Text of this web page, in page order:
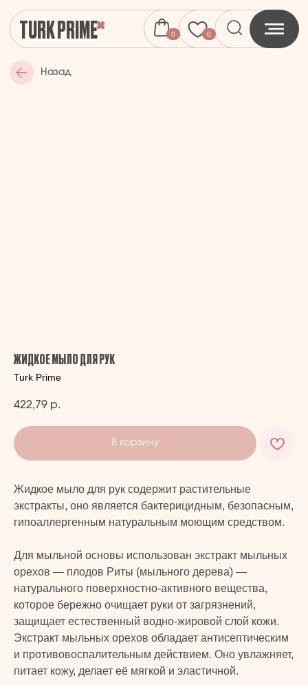
TURK PRIME
ЖИДКОЕ МЫЛО ДЛЯ РУК
Turk Prime
422,79 р.
В корзину
Жидкое мыло для рук содержит растительные
экстракты, оно является бактерицидным, безопасным,
гипоаллергенным натуральным моющим средством.
Для мыльной основы использован экстракт мыльных
орехов — плодов Риты (мыльного дерева) —
натурального поверхностно-активного вещества,
которое бережно очищает руки от загрязнений,
защищает естественный водно-жировой слой кожи.
Экстракт мыльных орехов обладает антисептическим
и противовоспалительным действием. Оно увлажняет,
питает кожу, делает её мягкой и эластичной.